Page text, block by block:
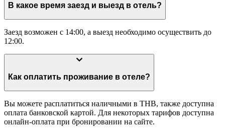
В какое время заезд и выезд в отель?
Заезд возможен с 14:00, а выезд необходимо осуществить до
12:00.
Как оплатить проживание в отеле?
Вы можете расплатиться наличными в THB, также доступна
оплата банковской картой. Для некоторых тарифов доступна
онлайн-оплата при бронировании на сайте.